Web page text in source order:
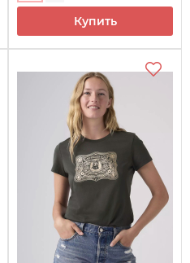
Купить